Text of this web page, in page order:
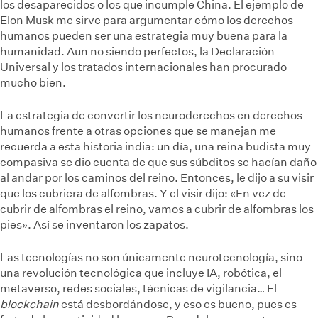
los desaparecidos o los que incumple China. El ejemplo de
Elon Musk me sirve para argumentar cómo los derechos
humanos pueden ser una estrategia muy buena para la
humanidad. Aun no siendo perfectos, la Declaración
Universal y los tratados internacionales han procurado
mucho bien.
La estrategia de convertir los neuroderechos en derechos
humanos frente a otras opciones que se manejan me
recuerda a esta historia india: un día, una reina budista muy
compasiva se dio cuenta de que sus súbditos se hacían daño
al andar por los caminos del reino. Entonces, le dijo a su visir
que los cubriera de alfombras. Y el visir dijo: «En vez de
cubrir de alfombras el reino, vamos a cubrir de alfombras los
pies». Así se inventaron los zapatos.
Las tecnologías no son únicamente neurotecnología, sino
una revolución tecnológica que incluye IA, robótica, el
metaverso, redes sociales, técnicas de vigilancia… El
blockchainestá desbordándose, y eso es bueno, pues es